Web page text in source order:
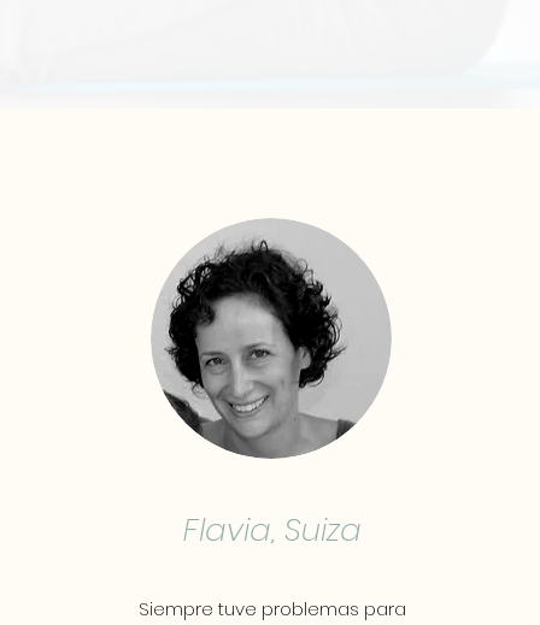
Flavia, Suiza
Siempre tuve problemas para